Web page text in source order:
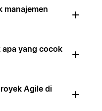
manajemen
apa yang cocok
Agile di